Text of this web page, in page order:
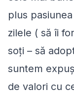
plus
zilele ( să îi
soți – să
suntem
de valori cu